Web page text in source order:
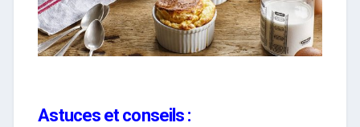
Astuces et conseils :